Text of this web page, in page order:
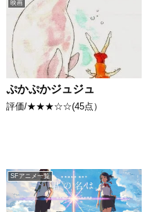
Wikipedia
映画
ぷかぷかジュジュ
評価/★★★☆☆(45点）
SFアニメ一覧